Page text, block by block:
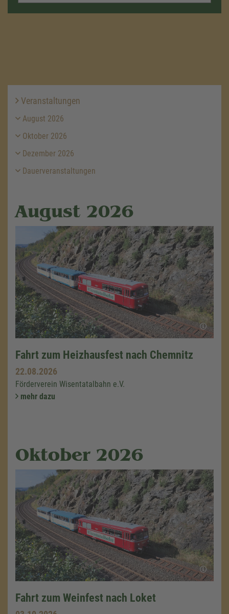
Veranstaltungen
August 2026
Oktober 2026
Dezember 2026
Dauerveranstaltungen
August 2026
Fahrt zum Heizhausfest nach Chemnitz
22.08.2026
Förderverein Wisentatalbahn e.V.
mehr dazu
Oktober 2026
Fahrt zum Weinfest nach Loket